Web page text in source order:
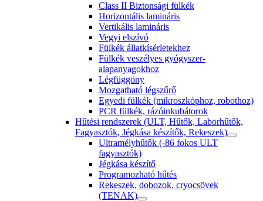
Class II Biztonsági fülkék
Horizontális lamináris
Vertikális lamináris
Vegyi elszívó
Fülkék állatkísérletekhez
Fülkék veszélyes gyógyszer-
alapanyagokhoz
Légfüggöny
Mozgatható légszűrő
Egyedi fülkék (mikroszkóphoz, robothoz)
PCR fülkék, rázóinkubátorok
Hűtési rendszerek (ULT, Hűtők, Laborhűtők,
Fagyasztók, Jégkása készítők, Rekeszek)
Ultramélyhűtők (-86 fokos ULT
fagyasztók)
Jégkása készítő
Programozható hűtés
Rekeszek, dobozok, cryocsövek
(TENAK)